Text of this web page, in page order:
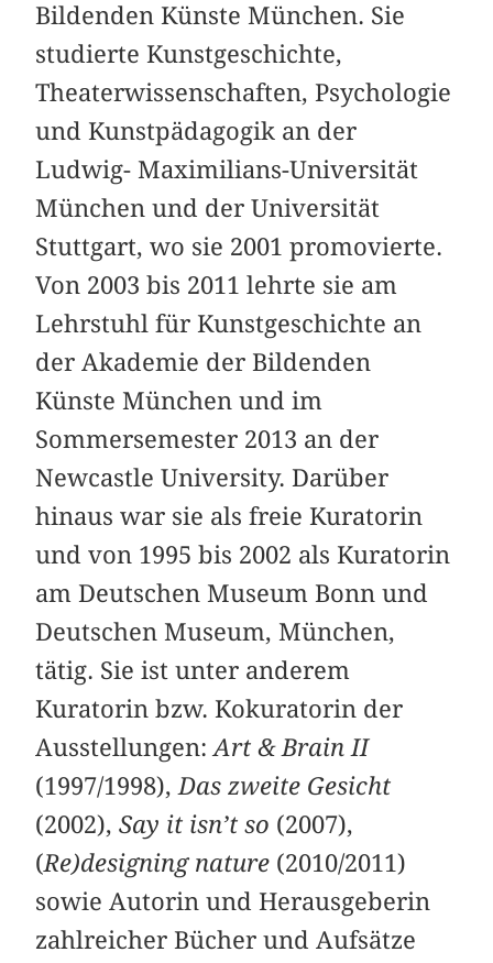
Bildenden Künste München. Sie
studierte Kunstgeschichte,
Theaterwissenschaften, Psychologie
und Kunstpädagogik an der
Ludwig- Maximilians-Universität
München und der Universität
Stuttgart, wo sie 2001 promovierte.
Von 2003 bis 2011 lehrte sie am
Lehrstuhl für Kunstgeschichte an
der Akademie der Bildenden
Künste München und im
Sommersemester 2013 an der
Newcastle University. Darüber
hinaus war sie als freie Kuratorin
und von 1995 bis 2002 als Kuratorin
am Deutschen Museum Bonn und
Deutschen Museum, München,
tätig. Sie ist unter anderem
Kuratorin bzw. Kokuratorin der
Ausstellungen:Art & Brain II
(1997/1998), Das zweite Gesicht
(2002),Say it isn’t so (2007),
(Re)designing nature (2010/2011)
sowie Autorin und Herausgeberin
zahlreicher Bücher und Aufsätze